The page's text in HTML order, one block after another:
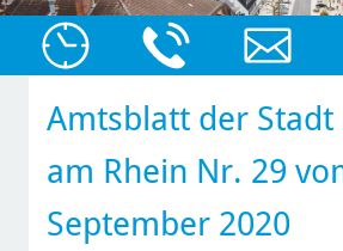
Amtsblatt der
am Rhein Nr. 29
September 2020